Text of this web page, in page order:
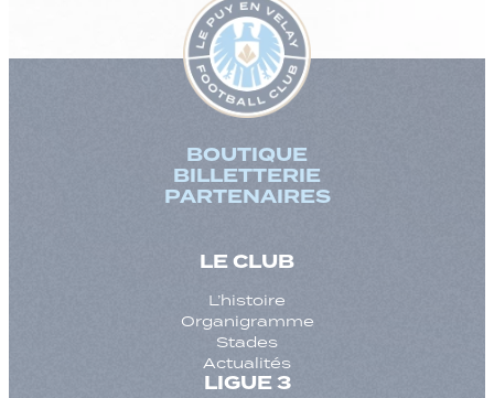
BOUTIQUE
BILLETTERIE
PARTENAIRES
LE CLUB
L’histoire
Organigramme
Stades
Actualités
LIGUE 3